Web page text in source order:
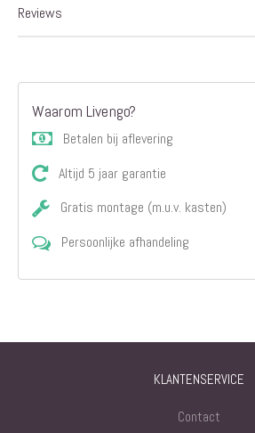
Reviews
Waarom Livengo?
Betalen bij aflevering
Altijd 5 jaar garantie
Gratis montage (m.u.v. kasten)
Persoonlijke afhandeling
KLANTENSERVICE
Contact